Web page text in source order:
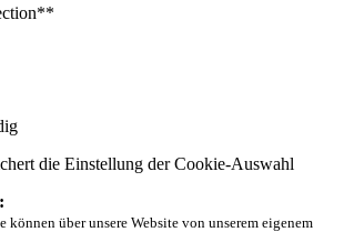
die Einstellung der Cookie-Auswahl
können über unsere Website von unserem eigenem